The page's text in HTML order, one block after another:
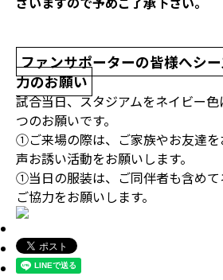
ファンサポーターの皆様へシ
力のお願い
試合当日、スタジアムをネイビー
つのお願いです。
①ご来場の際は、ご家族やお友達
声お誘い活動をお願いします。
①当日の服装は、ご同伴者も含め
ご協力をお願いします。